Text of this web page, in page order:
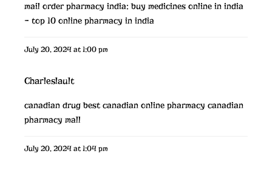
mail order pharmacy india:buy medicines online in india
– top 10 online pharmacy in india
July 20, 2024 at 1:00 pm
Charleslault
canadian drugbest canadian online pharmacy canadian
pharmacy mall
July 20, 2024 at 1:04 pm